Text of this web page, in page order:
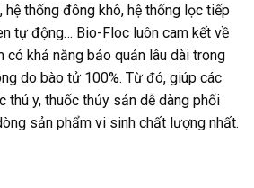
thống đông khô, hệ thống lọc tiếp
tự động… Bio-Floc luôn cam kết về
có khả năng bảo quản lâu dài trong
do bào tử 100%. Từ đó, giúp các
thú y, thuốc thủy sản dễ dàng phối
sản phẩm vi sinh chất lượng nhất.